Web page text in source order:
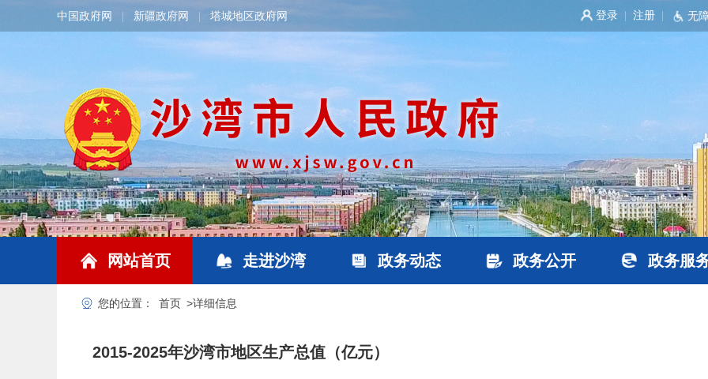
中国政府网 新疆政府网 塔城地区政府网 登录 注册 无
网站首页 走进沙湾 政务动态 政务公开 政务服
您的位置： 首页 >详细信息
2015-2025年沙湾市地区生产总值（亿元）